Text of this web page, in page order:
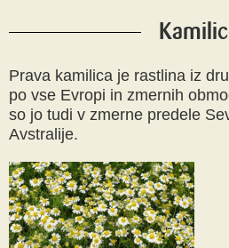
Prava kamilica je rastlina iz
po vse Evropi in zmernih
so jo tudi v zmerne predele
Avstralije.